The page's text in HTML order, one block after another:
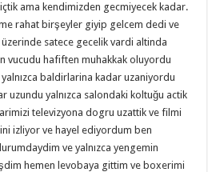
ama kendimizden gecmiyecek kadar.
rahat birşeyler giyip gelcem dedi ve
satece gecelik vardi altinda
vucudu hafiften muhakkak oluyordu
baldirlarina kadar uzaniyordu
uzundu yalnızca salondaki koltuğu actik
televizyona dogru uzattik ve filmi
izliyor ve hayel ediyordum ben
ve yalnızca yengemin
hemen levobaya gittim ve boxerimi